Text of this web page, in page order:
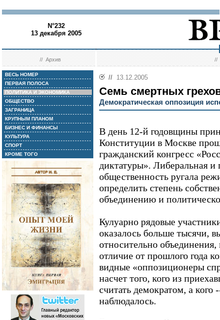
N°232
13 декабря 2005
//Архив //
ВЕСЬ НОМЕР
ПЕРВАЯ ПОЛОСА
ПОЛИТИКА И ЭКОНОМИКА
ОБЩЕСТВО
ЗАГРАНИЦА
КРУПНЫМ ПЛАНОМ
БИЗНЕС И ФИНАНСЫ
КУЛЬТУРА
СПОРТ
КРОМЕ ТОГО
// 13.12.2005
Семь смертных
Демократическая оппозиция
В день 12-й годовщины
Конституции в Москве
гражданский конгресс
диктатуры». Либеральная и
общественность ругала
определить степень
объединению и
Кулуарно рядовые
оказалось больше тысячи,
относительно
отличие от прошлого года
видные «оппозиционеры
насчет того, кого из
считать демократом, а кого
наблюдалось.